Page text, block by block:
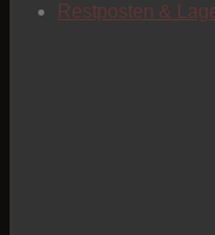
Restposten &